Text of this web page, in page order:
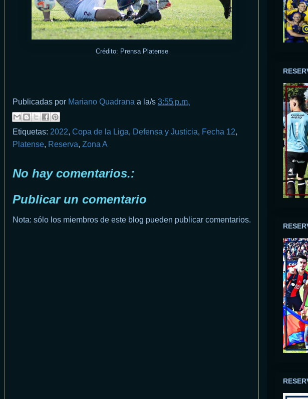
Crédito: Prensa Platense
Publicadas por Mariano Quadrana a la/s 3:55 p.m.
Etiquetas: 2022, Copa de la Liga, Defensa y Justicia, Fecha 12,
Platense, Reserva, Zona A
No hay comentarios.:
Publicar un comentario
Nota: sólo los miembros de este blog pueden publicar comentarios.